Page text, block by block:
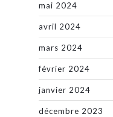
mai 2024
avril 2024
mars 2024
février 2024
janvier 2024
décembre 2023